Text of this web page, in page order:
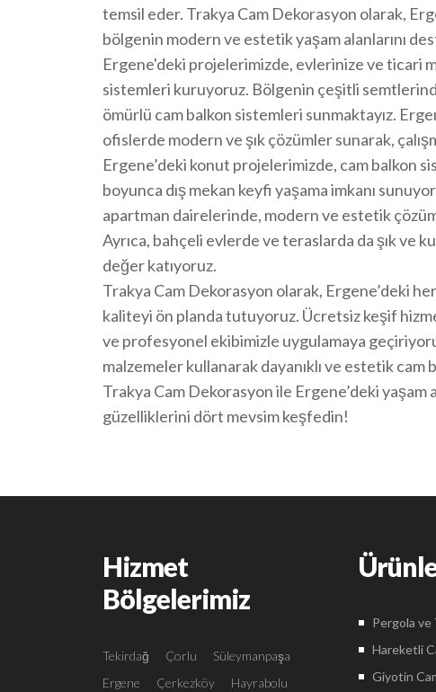
temsil eder. Trakya Cam Dekorasyon olarak,
bölgenin modern ve estetik yaşam alanlarını
Ergene'deki projelerimizde, evlerinize ve ticari
sistemleri kuruyoruz. Bölgenin çeşitli
ömürlü cam balkon sistemleri sunmaktayız.
ofislerde modern ve şık çözümler sunarak,
Ergene’deki konut projelerimizde, cam balkon
boyunca dış mekan keyfi yaşama imkanı
apartman dairelerinde, modern ve estetik
Ayrıca, bahçeli evlerde ve teraslarda da şık ve
değer katıyoruz.
Trakya Cam Dekorasyon olarak, Ergene’deki
kaliteyi ön planda tutuyoruz. Ücretsiz keşif
ve profesyonel ekibimizle uygulamaya
malzemeler kullanarak dayanıklı ve estetik
Trakya Cam Dekorasyon ile Ergene’deki yaşam
güzelliklerini dört mevsim keşfedin!
Hizmet
Bölgelerimiz
Tekirdağ Çorlu
Süleymanpaşa
Ergene
Çerkezköy Hayrabolu
Pergola
Hareketli
Giyotin